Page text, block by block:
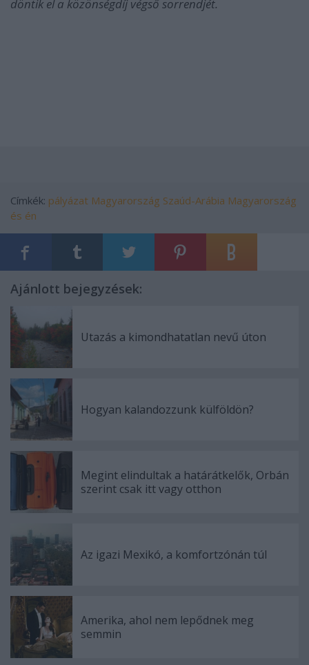
döntik el a közönségdíj végső sorrendjét.
Címkék: pályázat Magyarország Szaúd-Arábia Magyarország
és én
Ajánlott bejegyzések:
Utazás a kimondhatatlan nevű úton
Hogyan kalandozzunk külföldön?
Megint elindultak a határátkelők, Orbán
szerint csak itt vagy otthon
Az igazi Mexikó, a komfortzónán túl
Amerika, ahol nem lepődnek meg
semmin